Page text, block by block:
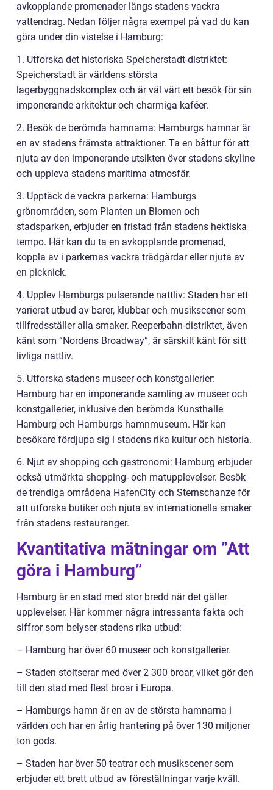
avkopplande promenader längs stadens vackra
vattendrag. Nedan följer några exempel på vad du kan
göra under din vistelse i Hamburg:
1. Utforska det historiska Speicherstadt-distriktet:
Speicherstadt är världens största
lagerbyggnadskomplex och är väl värt ett besök för sin
imponerande arkitektur och charmiga kaféer.
2. Besök de berömda hamnarna: Hamburgs hamnar är
en av stadens främsta attraktioner. Ta en båttur för att
njuta av den imponerande utsikten över stadens skyline
och uppleva stadens maritima atmosfär.
3. Upptäck de vackra parkerna: Hamburgs
grönområden, som Planten un Blomen och
stadsparken, erbjuder en fristad från stadens hektiska
tempo. Här kan du ta en avkopplande promenad,
koppla av i parkernas vackra trädgårdar eller njuta av
en picknick.
4. Upplev Hamburgs pulserande nattliv: Staden har ett
varierat utbud av barer, klubbar och musikscener som
tillfredsställer alla smaker. Reeperbahn-distriktet, även
känt som ”Nordens Broadway”, är särskilt känt för sitt
livliga nattliv.
5. Utforska stadens museer och konstgallerier:
Hamburg har en imponerande samling av museer och
konstgallerier, inklusive den berömda Kunsthalle
Hamburg och Hamburgs hamnmuseum. Här kan
besökare fördjupa sig i stadens rika kultur och historia.
6. Njut av shopping och gastronomi: Hamburg erbjuder
också utmärkta shopping- och matupplevelser. Besök
de trendiga områdena HafenCity och Sternschanze för
att utforska butiker och njuta av internationella smaker
från stadens restauranger.
Kvantitativa mätningar om ”Att
göra i Hamburg”
Hamburg är en stad med stor bredd när det gäller
upplevelser. Här kommer några intressanta fakta och
siffror som belyser stadens rika utbud:
– Hamburg har över 60 museer och konstgallerier.
– Staden stoltserar med över 2 300 broar, vilket gör den
till den stad med flest broar i Europa.
– Hamburgs hamn är en av de största hamnarna i
världen och har en årlig hantering på över 130 miljoner
ton gods.
– Staden har över 50 teatrar och musikscener som
erbjuder ett brett utbud av föreställningar varje kväll.